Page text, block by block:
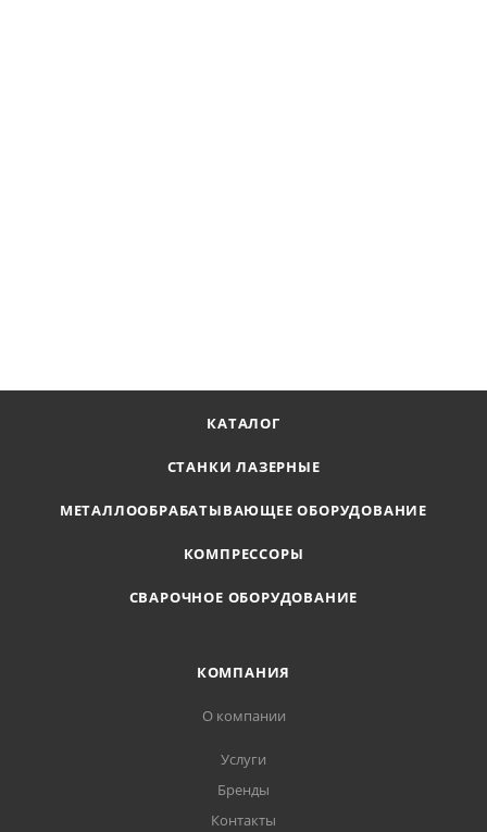
КАТАЛОГ
СТАНКИ ЛАЗЕРНЫЕ
МЕТАЛЛООБРАБАТЫВАЮЩЕЕ ОБОРУДОВАНИЕ
КОМПРЕССОРЫ
СВАРОЧНОЕ ОБОРУДОВАНИЕ
КОМПАНИЯ
О компании
Услуги
Бренды
Контакты